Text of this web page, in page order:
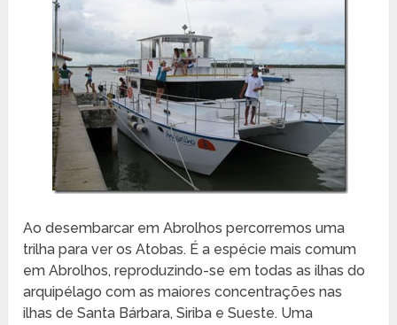
Ao desembarcar em Abrolhos percorremos uma
trilha para ver os Atobas. É a espécie mais comum
em Abrolhos, reproduzindo-se em todas as ilhas do
arquipélago com as maiores concentrações nas
ilhas de Santa Bárbara, Siriba e Sueste. Uma